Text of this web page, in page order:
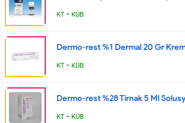
KT - KÜB
Dermo-rest %1 Dermal 20 Gr
KT - KÜB
Dermo-rest %28 Tirnak 5 Ml
KT - KÜB